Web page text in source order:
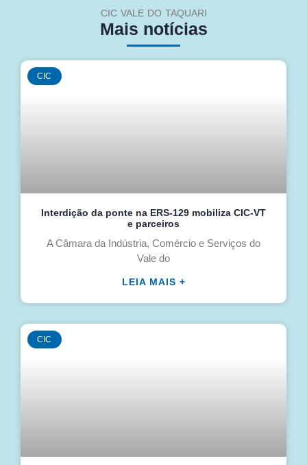
CIC VALE DO TAQUARI
Mais notícias
CIC
Interdição da ponte na ERS-129 mobiliza CIC-VT
e parceiros
A Câmara da Indústria, Comércio e Serviços do
Vale do
LEIA MAIS +
CIC